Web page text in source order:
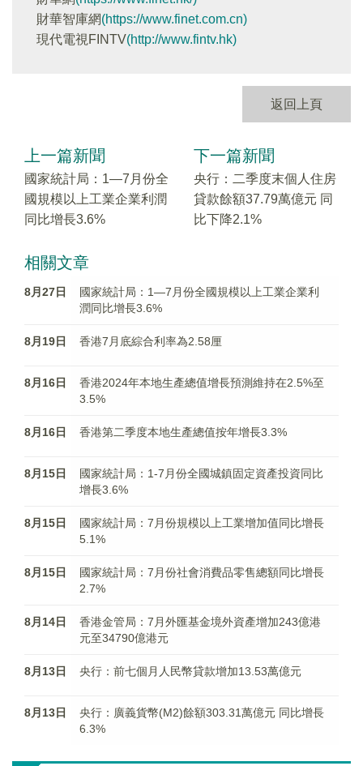
財華智庫網(https://www.finet.com.cn)
現代電視FINTV(http://www.fintv.hk)
返回上頁
上一篇新聞
國家統計局：1—7月份全
國規模以上工業企業利潤
同比增長3.6%
下一篇新聞
央行：二季度末個人住房
貸款餘額37.79萬億元 同
比下降2.1%
相關文章
8月27日
國家統計局：1—7月份全國規模以上工業企業利
潤同比增長3.6%
8月19日 香港7月底綜合利率為2.58厘
8月16日
香港2024年本地生產總值增長預測維持在2.5%至
3.5%
8月16日 香港第二季度本地生產總值按年增長3.3%
8月15日
國家統計局：1-7月份全國城鎮固定資產投資同比
增長3.6%
8月15日
國家統計局：7月份規模以上工業增加值同比增長
5.1%
8月15日
國家統計局：7月份社會消費品零售總額同比增長
2.7%
8月14日
香港金管局：7月外匯基金境外資產增加243億港
元至34790億港元
8月13日 央行：前七個月人民幣貸款增加13.53萬億元
8月13日
央行：廣義貨幣(M2)餘額303.31萬億元 同比增長
6.3%